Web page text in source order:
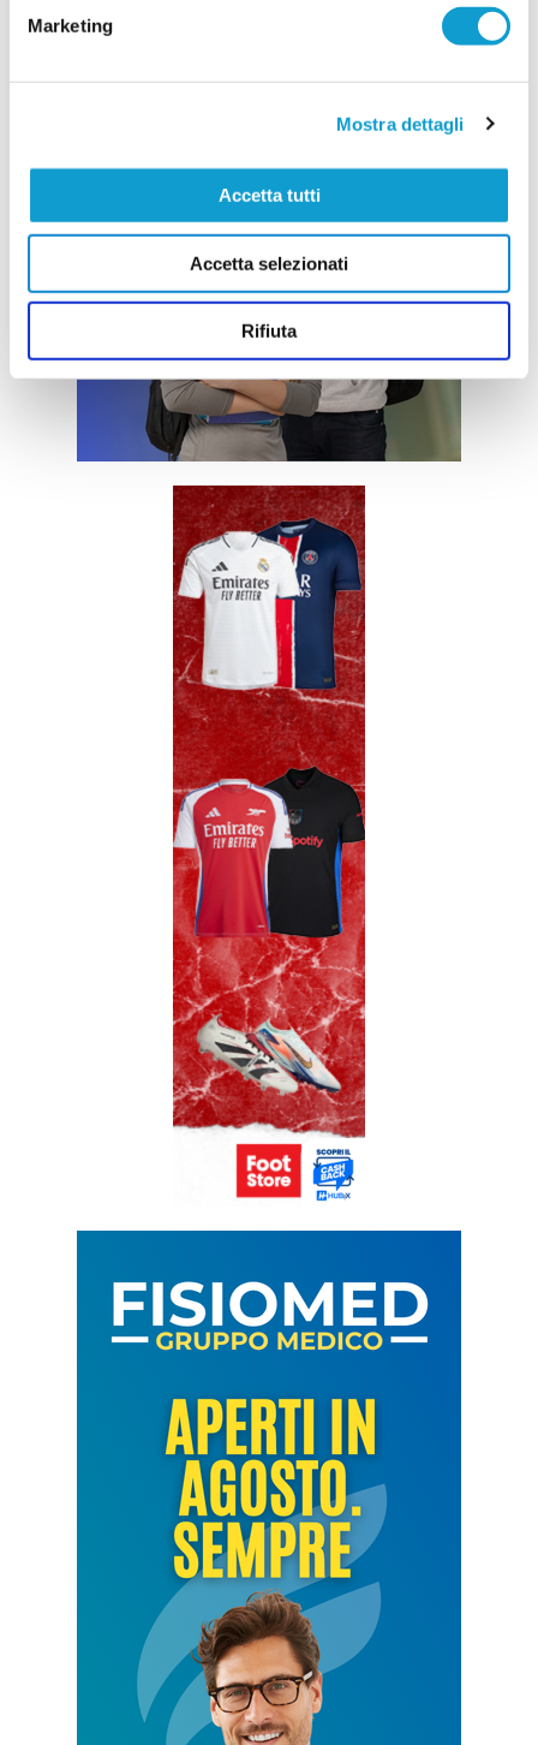
Marketing
Mostra dettagli
Accetta tutti
Accetta selezionati
Rifiuta